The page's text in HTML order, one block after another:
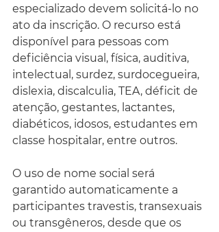
especializado devem solicitá-lo no
ato da inscrição. O recurso está
disponível para pessoas com
deficiência visual, física, auditiva,
intelectual, surdez, surdocegueira,
dislexia, discalculia, TEA, déficit de
atenção, gestantes, lactantes,
diabéticos, idosos, estudantes em
classe hospitalar, entre outros.
O uso de nome social será
garantido automaticamente a
participantes travestis, transexuais
ou transgêneros, desde que os